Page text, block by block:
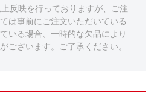
反映を行っておりますが、ご注
は事前にご注文いただいている
いる場合、一時的な欠品により
ございます。ご了承ください。